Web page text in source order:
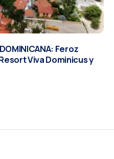
Feroz
Viva Dominicus y